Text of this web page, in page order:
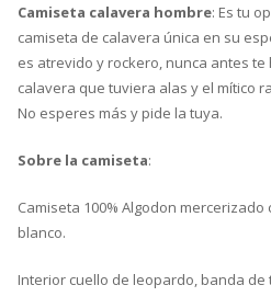
Camiseta calavera hombre: Es tu
camiseta de calavera única en su
es atrevido y rockero, nunca antes
calavera que tuviera alas y el mítico
No esperes más y pide la tuya.
Sobre la camiseta:
Camiseta 100% Algodon
blanco.
Interior cuello de leopardo, banda de